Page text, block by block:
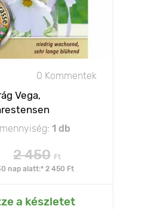
0 Kommentek
Vega,
1 db
2 450 Ft
nap alatt:* 2 450 Ft
a készletet